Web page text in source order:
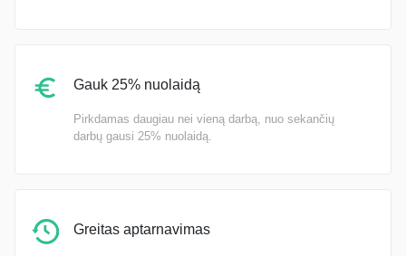
Gauk 25% nuolaidą
Pirkdamas daugiau nei vieną darbą, nuo sekančių
darbų gausi 25% nuolaidą.
Greitas aptarnavimas